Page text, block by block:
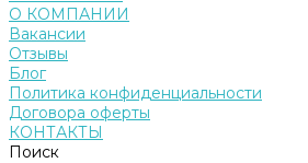
О КОМПАНИИ
Вакансии
Отзывы
Блог
Политика конфиденциальности
Договора оферты
КОНТАКТЫ
Поиск